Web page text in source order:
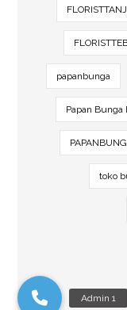
papanbunga
Papan Bunga
toko